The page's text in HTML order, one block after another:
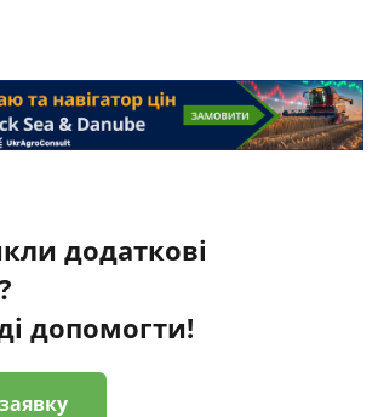
додаткові
допомогти!